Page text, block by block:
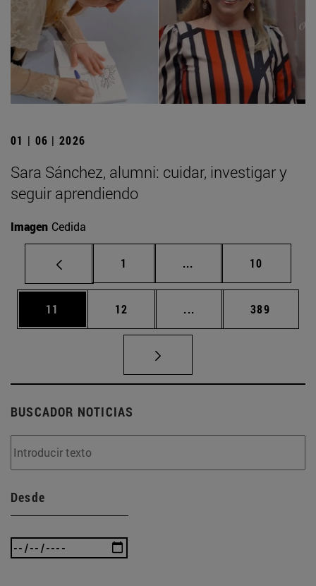
01 | 06 | 2026
Sara Sánchez, alumni: cuidar, investigar y
seguir aprendiendo
Imagen Cedida
Página
1 ... Páginas intermedias
Página
10
Página
11 Página
12 ... Páginas intermedias
Página
389
BUSCADOR NOTICIAS
Desde